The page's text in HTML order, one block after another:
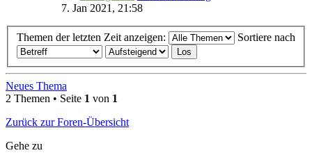
7. Jan 2021, 21:58
Themen der letzten Zeit anzeigen: Sortiere nach
Neues Thema
2 Themen • Seite 1 von 1
Zurück zur Foren-Übersicht
Gehe zu